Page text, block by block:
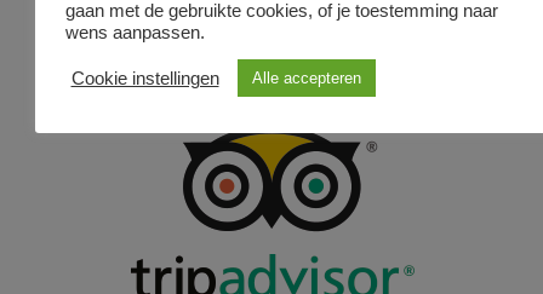
gaan met de gebruikte cookies, of je toestemming naar
wens aanpassen.
Cookie instellingen Alle accepteren